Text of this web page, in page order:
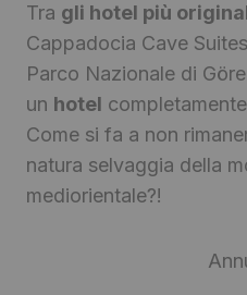
Tra gli hotel più
Cappadocia Cave
Parco Nazionale di
un hotel
Come si fa a non
natura selvaggia della
mediorientale?!